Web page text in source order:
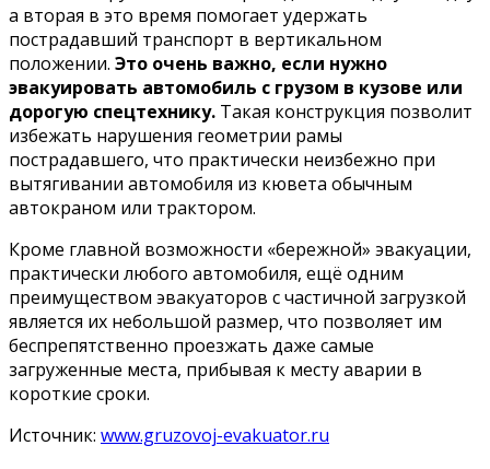
а вторая в это время помогает удержать
пострадавший транспорт в вертикальном
положении. Это очень важно, если нужно
эвакуировать автомобиль с грузом в кузове или
дорогую спецтехнику. Такая конструкция позволит
избежать нарушения геометрии рамы
пострадавшего, что практически неизбежно при
вытягивании автомобиля из кювета обычным
автокраном или трактором.
Кроме главной возможности «бережной» эвакуации,
практически любого автомобиля, ещё одним
преимуществом эвакуаторов с частичной загрузкой
является их небольшой размер, что позволяет им
беспрепятственно проезжать даже самые
загруженные места, прибывая к месту аварии в
короткие сроки.
Источник: www.gruzovoj-evakuator.ru